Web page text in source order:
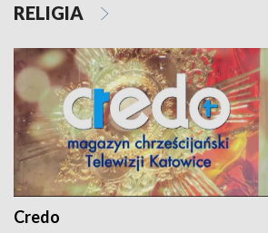
RELIGIA
Credo